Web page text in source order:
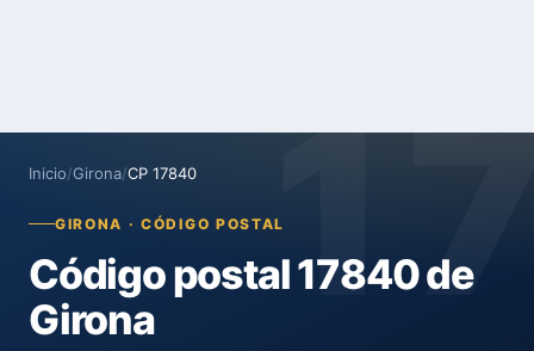
Inicio/Girona/CP 17840
GIRONA · CÓDIGO POSTAL
Código postal 17840 de
Girona